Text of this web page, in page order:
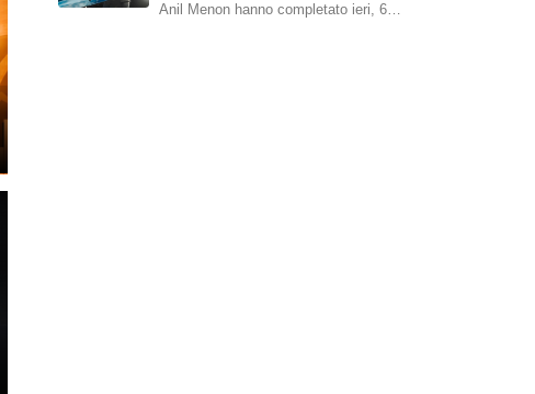
Anil Menon hanno completato ieri, 6…